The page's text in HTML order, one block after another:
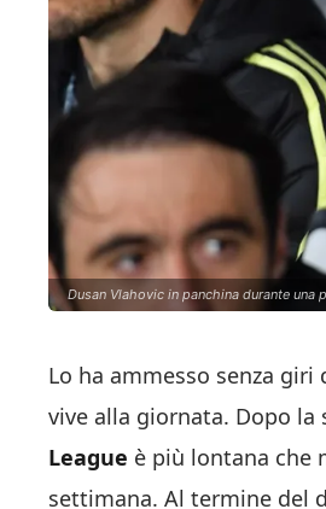
Dusan Vlahovic in panchina durante una
Lo ha ammesso senza
vive alla giornata. Dopo
League è più lontana che
settimana. Al termine del